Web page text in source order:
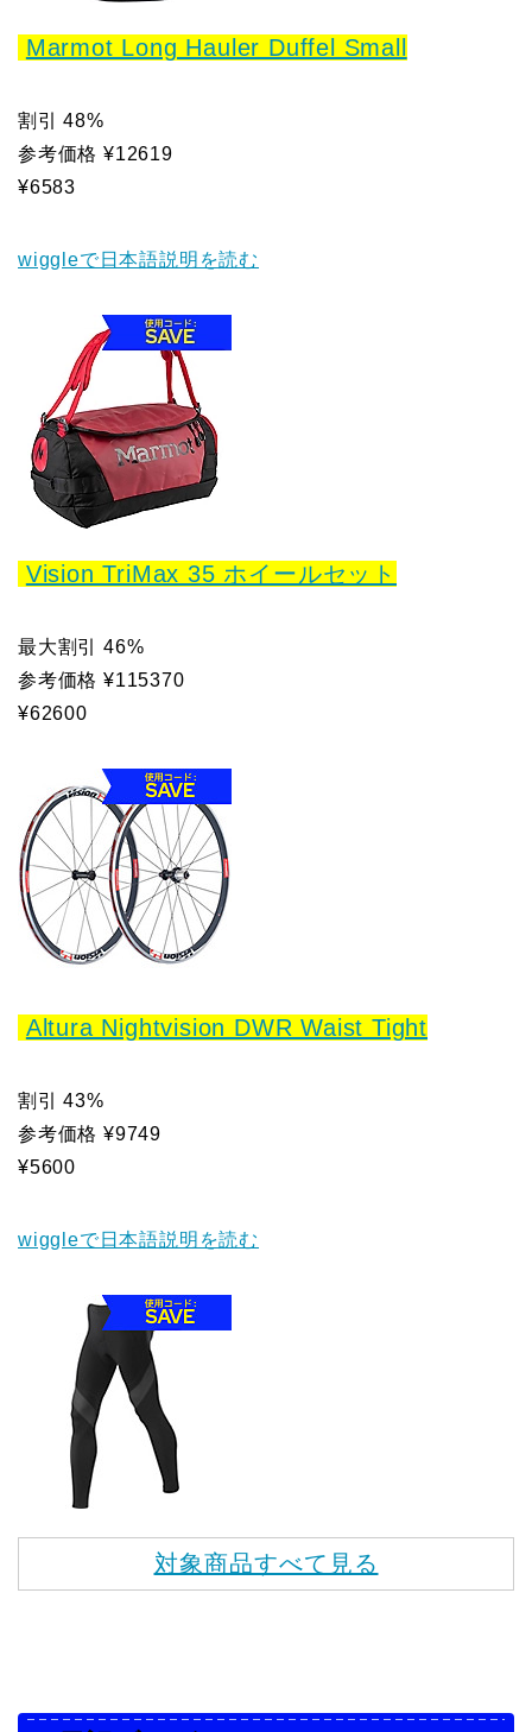
Marmot Long Hauler Duffel Small
割引 48%
参考価格 ¥12619
¥6583
wiggleで日本語説明を読む
Vision TriMax 35 ホイールセット
最大割引 46%
参考価格 ¥115370
¥62600
Altura Nightvision DWR Waist Tight
割引 43%
参考価格 ¥9749
¥5600
wiggleで日本語説明を読む
対象商品すべて見る